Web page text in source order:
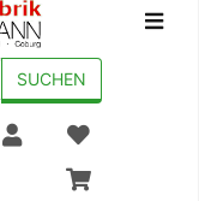
8590-0
SUCHEN